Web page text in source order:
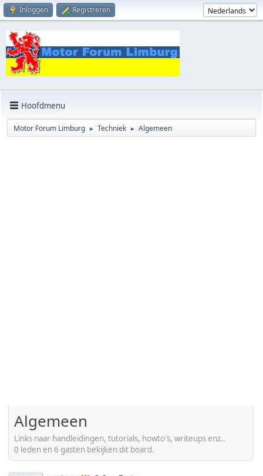
Inloggen Registreren
Hoofdmenu
Motor Forum Limburg ► Techniek ► Algemeen
Algemeen
Links naar handleidingen, tutorials, howto's, writeups enz..
0 leden en 6 gasten bekijken dit board.